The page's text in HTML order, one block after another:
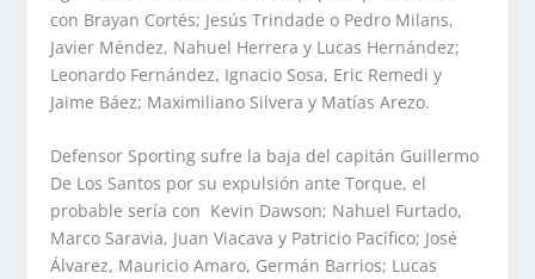
con Brayan Cortés; Jesús Trindade o Pedro Milans,
Javier Méndez, Nahuel Herrera y Lucas Hernández;
Leonardo Fernández, Ignacio Sosa, Eric Remedi y
Jaime Báez; Maximiliano Silvera y Matías Arezo.
Defensor Sporting sufre la baja del capitán Guillermo
De Los Santos por su expulsión ante Torque, el
probable sería con Kevin Dawson; Nahuel Furtado,
Marco Saravia, Juan Viacava y Patricio Pacífico; José
Álvarez, Mauricio Amaro, Germán Barrios; Lucas